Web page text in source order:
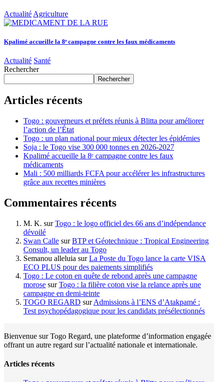
Actualité Agriculture
Kpalimé accueille la 8ᵉ campagne contre les faux médicaments
Actualité Santé
Rechercher
Rechercher
Articles récents
Togo : gouverneurs et préfets réunis à Blitta pour améliorer
l’action de l’État
Togo : un plan national pour mieux détecter les épidémies
Soja : le Togo vise 300 000 tonnes en 2026-2027
Kpalimé accueille la 8ᵉ campagne contre les faux
médicaments
Mali : 500 milliards FCFA pour accélérer les infrastructures
grâce aux recettes minières
Commentaires récents
M. K. surTogo : le logo officiel des 66 ans d’indépendance
dévoilé
Swan Calle surBTP et Géotechnique : Tropical Engineering
Consult, un leader au Togo
Semanou alleluia surLa Poste du Togo lance la carte VISA
ECO PLUS pour des paiements simplifiés
Togo : Le coton en quête de rebond après une campagne
morose surTogo : la filière coton vise la relance après une
campagne en demi-teinte
TOGO REGARD surAdmissions à l’ENS d’Atakpamé :
Test psychopédagogique pour les candidats présélectionnés
Bienvenue sur Togo Regard, une plateforme d’information engagée
offrant un autre regard sur l’actualité nationale et internationale.
Articles récents